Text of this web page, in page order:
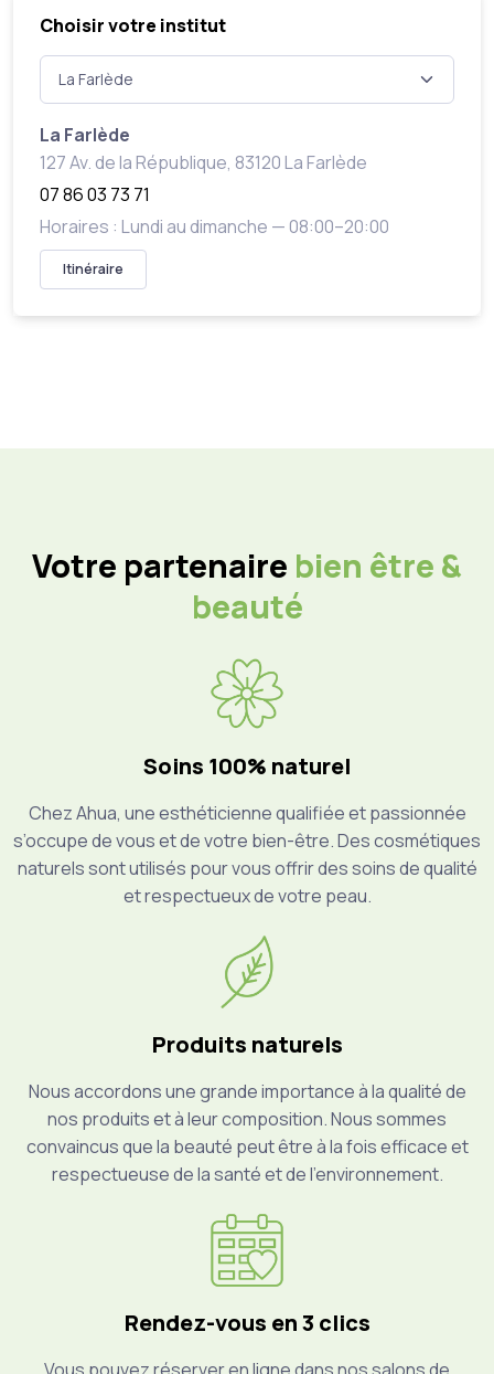
Choisir votre institut
La Farlède
127 Av. de la République, 83120 La Farlède
07 86 03 73 71
Horaires : Lundi au dimanche — 08:00–20:00
Itinéraire
Votre partenaire bien être &
beauté
Soins 100% naturel
Chez Ahua, une esthéticienne qualifiée et passionnée
s’occupe de vous et de votre bien-être. Des cosmétiques
naturels sont utilisés pour vous offrir des soins de qualité
et respectueux de votre peau.
Produits naturels
Nous accordons une grande importance à la qualité de
nos produits et à leur composition. Nous sommes
convaincus que la beauté peut être à la fois efficace et
respectueuse de la santé et de l’environnement.
Rendez-vous en 3 clics